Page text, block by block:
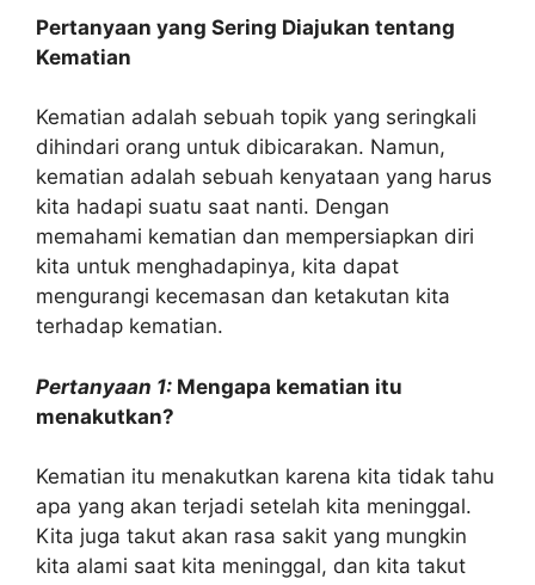
Pertanyaan yang Sering Diajukan tentang
Kematian
Kematian adalah sebuah topik yang seringkali
dihindari orang untuk dibicarakan. Namun,
kematian adalah sebuah kenyataan yang harus
kita hadapi suatu saat nanti. Dengan
memahami kematian dan mempersiapkan diri
kita untuk menghadapinya, kita dapat
mengurangi kecemasan dan ketakutan kita
terhadap kematian.
Pertanyaan 1: Mengapa kematian itu
menakutkan?
Kematian itu menakutkan karena kita tidak tahu
apa yang akan terjadi setelah kita meninggal.
Kita juga takut akan rasa sakit yang mungkin
kita alami saat kita meninggal, dan kita takut